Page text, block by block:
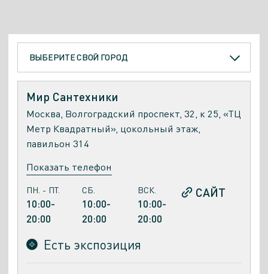
ВЫБЕРИТЕ СВОЙ ГОРОД
Мир Сантехники
Москва, Волгоградский проспект, 32, к 25, «ТЦ
Метр Квадратный», цокольный этаж,
павильон 314
Показать телефон
ПН. - ПТ.
10:00-
20:00
СБ.
10:00-
20:00
ВСК.
10:00-
20:00
САЙТ
Есть экспозиция